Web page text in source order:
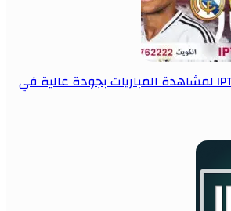
أفضل اشتراك IPTV لمشاهدة المباريات بجودة عالية في